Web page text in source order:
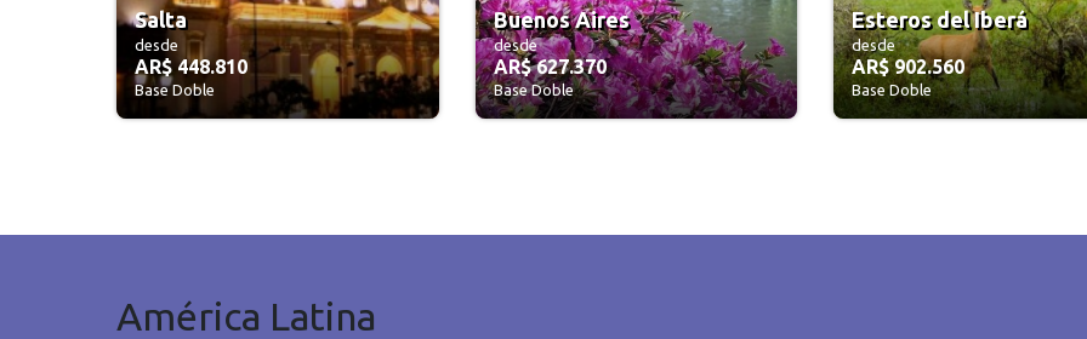
Salta
desde
AR$ 448.810
Base Doble
Buenos Aires
desde
AR$ 627.370
Base Doble
Esteros del Iberá
desde
AR$ 902.560
Base Doble
América Latina